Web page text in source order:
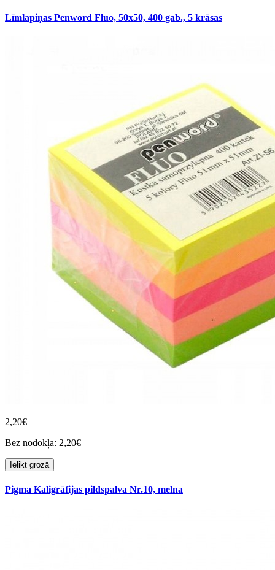
Līmlapiņas Penword Fluo, 50x50, 400 gab., 5 krāsas
2,20€
Bez nodokļa: 2,20€
Ielikt grozā
Pigma Kaligrāfijas pildspalva Nr.10, melna